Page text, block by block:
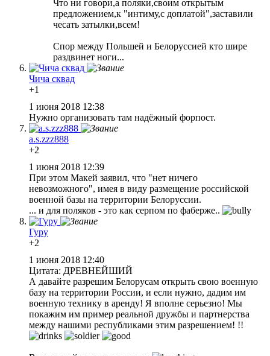
Что ни говори,а поляки,своим открытым
предложением,к "интиму,с доплатой",заставили
чесать затылки,всем!
Спор между Польшей и Белоруссией кто шире
раздвинет ноги...
Чича сквад
+1
1 июня 2018 12:38
Нужно организовать там надёжный форпост.
a.s.zzz888
+2
1 июня 2018 12:39
При этом Макей заявил, что "нет ничего
невозможного", имея в виду размещение российской
военной базы на территории Белоруссии.
... и для поляков - это как серпом по фаберже..
Гуру
+2
1 июня 2018 12:40
Цитата: ДРЕВНЕЙШИЙ
А давайте разрешим Белорусам открыть свою военную
базу на территории России, и если нужно, дадим им
военную технику в аренду! Я вполне серьезно! Мы
покажим им пример реальной дружбы и партнерства
между нашими республиками этим разрешением! !!